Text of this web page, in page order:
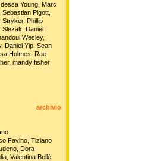
Young, Marc
Pigott,
Phillip
Daniel
Wesley,
Daniel Yip, Sean
Holmes, Rae
mandy fisher
archivio
Favino, Tiziano
Dora
Valentina Bellè,